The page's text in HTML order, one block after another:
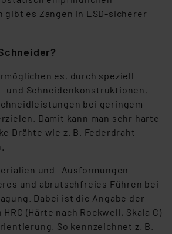
gibt es Zangen in ESD-sicherer
es, durch speziell
und Schneidenkonstruktionen,
bei geringem
Damit kann man sehr harte
Drähte wie z. B. Federdraht
und -Ausformungen
und abrutschfreies Führen bei
Dabei ist die Angabe der
(Härte nach Rockwell, Skala C)
So kennzeichnet z. B.